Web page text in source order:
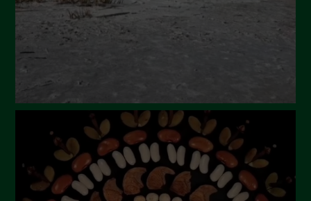
Marzo 2024
Febbraio 2024
Ottobre 2023
Settembre 2023
Agosto 2023